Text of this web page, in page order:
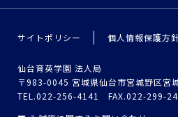
サイトポリシー 個人情報保護方
仙台育英学園 法人局
〒983-0045 宮城県仙台市宮城野区宮
TEL.022-256-4141 FAX.022-299-